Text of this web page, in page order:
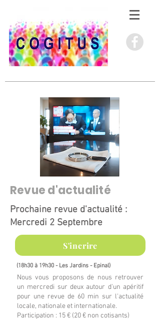
Revue d'actualité
Prochaine revue d'actualité :
Mercredi 2 Septembre
S'incrire
(18h30 à 19h30 - Les Jardins - Epinal)
Nous vous proposons de nous retrouver
un mercredi sur deux autour d'un apéritif
pour une revue de 60 min sur l'actualité
locale, nationale et internationale.
Participation : 15 € (20 € non cotisants)